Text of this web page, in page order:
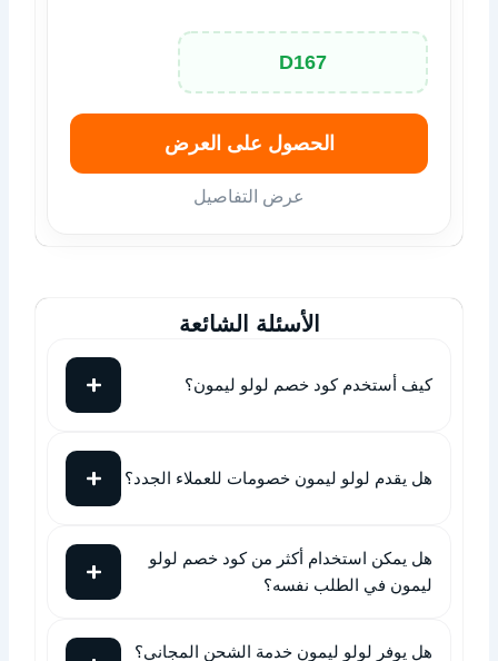
D167
الحصول على العرض
عرض التفاصيل
الأسئلة الشائعة
كيف أستخدم كود خصم لولو ليمون؟
هل يقدم لولو ليمون خصومات للعملاء الجدد؟
هل يمكن استخدام أكثر من كود خصم لولو
ليمون في الطلب نفسه؟
هل يوفر لولو ليمون خدمة الشحن المجاني؟